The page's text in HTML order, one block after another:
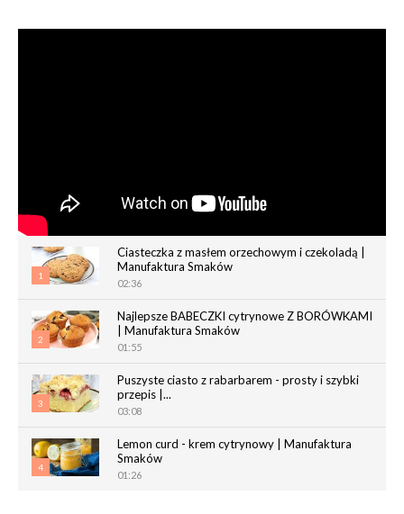
1
Ciasteczka z masłem orzechowym i czekoladą |
Manufaktura Smaków
02:36
2
Najlepsze BABECZKI cytrynowe Z BORÓWKAMI
| Manufaktura Smaków
01:55
3
Puszyste ciasto z rabarbarem - prosty i szybki
przepis |...
03:08
4
Lemon curd - krem cytrynowy | Manufaktura
Smaków
01:26